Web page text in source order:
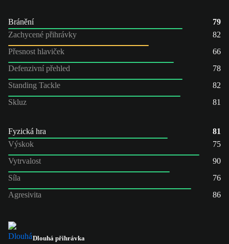
Bránění
79
Zachycené přihrávky
82
Přesnost hlaviček
66
Defenzivní přehled
78
Standing Tackle
82
Skluz
81
Fyzická hra
81
Výskok
75
Vytrvalost
90
Síla
76
Agresivita
86
Dlouhá přihrávka